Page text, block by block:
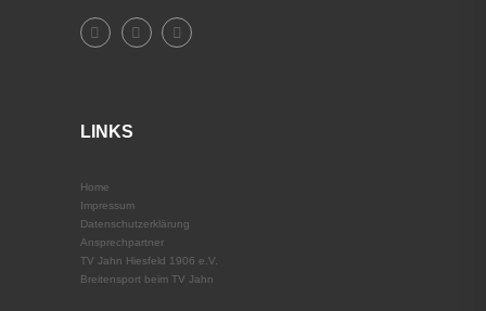
LINKS
Home
Impressum
Datenschutz­erklärung
Ansprechpartner
TV Jahn Hiesfeld 1906 e.V.
Breitensport beim TV Jahn